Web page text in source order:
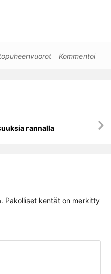
Kommentoi
rannalla
Pakolliset kentät on merkitty